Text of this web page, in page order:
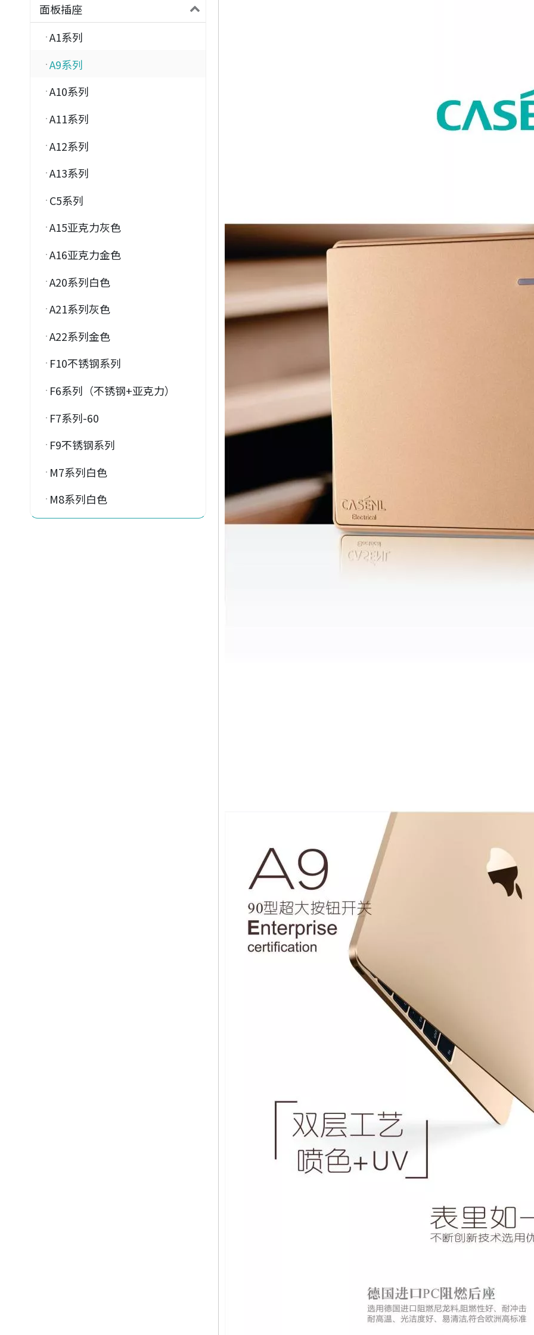
面板插座
A1系列
A9系列
A10系列
A11系列
A12系列
A13系列
C5系列
A15亚克力灰色
A16亚克力金色
A20系列白色
A21系列灰色
A22系列金色
F10不锈钢系列
F6系列（不锈钢+亚克力）
F7系列-60
F9不锈钢系列
M7系列白色
M8系列白色